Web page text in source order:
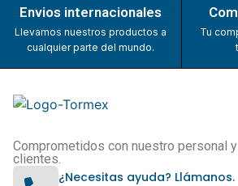
Envios internacionales
Llevamos nuestros productos a
cualquier parte del mundo.
Tu
Comprometidos con nuestro personal
clientes.
¿Necesitas ayuda? Llámanos.